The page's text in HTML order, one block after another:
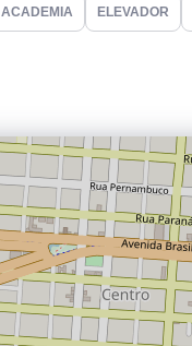
ACADEMIA ELEVADOR